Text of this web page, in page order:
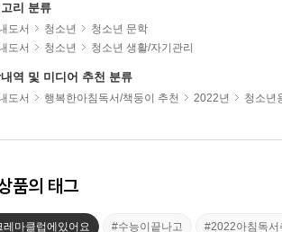
리 분류
도서 청소년
청소년 문학
도서
청소년 청소년 생활/자기관리
역 및 미디어 추천 분류
도서 행복한아침독서/책둥이 추천 2022년 청소년
품의 태그
레마클럽에있어요 #수능이끝나고 #2022아침독서